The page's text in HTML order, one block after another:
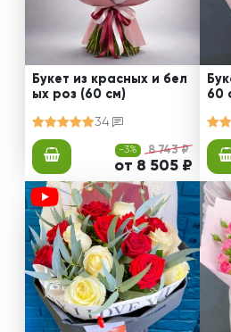
Букет из красных и бел
ых роз (60 см)
34
-3% 8 743 ₽
от 8 505 ₽
60